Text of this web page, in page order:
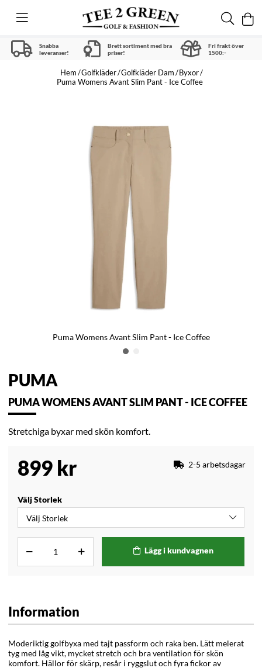
Snabba
leveranser!
Brett sortiment med bra
priser!
Fri frakt över
1500:-
Hem Golfkläder Golfkläder Dam
Byxor
Puma Womens Avant Slim Pant - Ice Coffee
Puma Womens Avant Slim Pant - Ice Coffee
PUMA
PUMA WOMENS AVANT SLIM PANT - ICE COFFEE
Stretchiga byxar med skön komfort.
899 kr 2-5 arbetsdagar
Välj Storlek
Lägg i kundvagnen
Information
Moderiktig golfbyxa med tajt passform och raka ben. Lätt melerat
tyg med låg vikt, mycket stretch och bra ventilation för skön
komfort. Hällor för skärp, resår i ryggslut och fyra fickor av